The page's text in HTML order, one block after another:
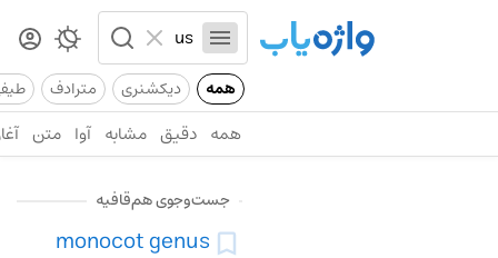
همه دیکشنری مترادف
همه دقیق مشابه آوا متن
جست‌وجوی هم‌قافیه
monocot genus